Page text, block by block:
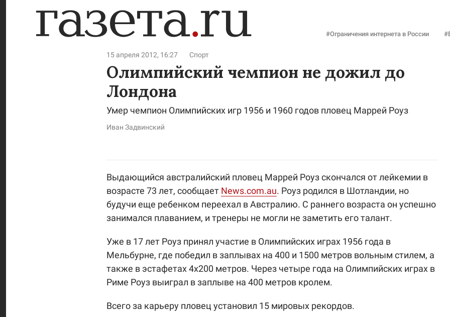
#Ограничения интернета в России
15 апреля 2012, 16:27 Спорт
Олимпийский чемпион не дожил до
Лондона
Умер чемпион Олимпийских игр 1956 и 1960 годов пловец Маррей Роуз
Иван Задвинский
Выдающийся австралийский пловец Маррей Роуз скончался от лейкемии в
возрасте 73 лет, сообщает News.com.au. Роуз родился в Шотландии, но
будучи еще ребенком переехал в Австралию. С раннего возраста он успешно
занимался плаванием, и тренеры не могли не заметить его талант.
Уже в 17 лет Роуз принял участие в Олимпийских играх 1956 года в
Мельбурне, где победил в заплывах на 400 и 1500 метров вольным стилем, а
также в эстафетах 4х200 метров. Через четыре года на Олимпийских играх в
Риме Роуз выиграл в заплыве на 400 метров кролем.
Всего за карьеру пловец установил 15 мировых рекордов.